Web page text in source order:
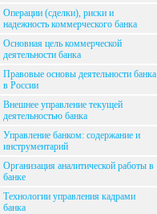
Операции (сделки), риски и
надежность коммерческого банка
Основная цель коммерческой
деятельности банка
Правовые основы деятельности банка
в России
Внешнее управление текущей
деятельностью банка
Управление банком: содержание и
инструментарий
Организация аналитической работы в
банке
Технологии управления кадрами
банка